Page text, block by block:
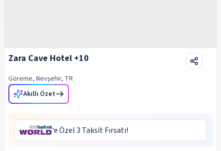
Zara Cave Hotel +10
Göreme, Nevşehir, TR
Akıllı Özet
‘e Özel 3 Taksit Fırsatı!